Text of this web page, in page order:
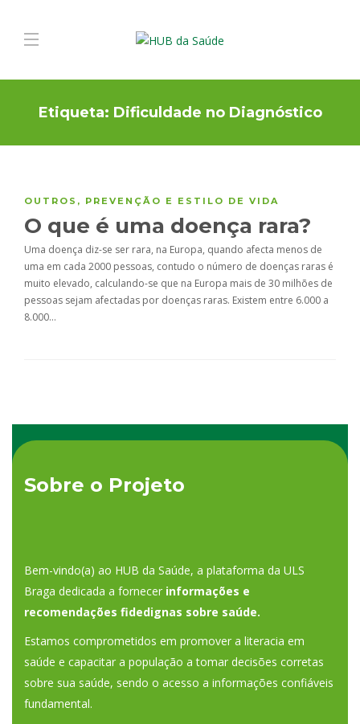
Etiqueta: Dificuldade no Diagnóstico
OUTROS , PREVENÇÃO E ESTILO DE VIDA
O que é uma doença rara?
Uma doença diz-se ser rara, na Europa, quando afecta menos de
uma em cada 2000 pessoas, contudo o número de doenças raras é
muito elevado, calculando-se que na Europa mais de 30 milhões de
pessoas sejam afectadas por doenças raras. Existem entre 6.000 a
8.000…
Sobre o Projeto
Bem-vindo(a) ao HUB da Saúde, a plataforma da ULS
Braga dedicada a fornecer informações e
recomendações fidedignas sobre saúde.
Estamos comprometidos em promover a literacia em
saúde e capacitar a população a tomar decisões corretas
sobre sua saúde, sendo o acesso a informações confiáveis
fundamental.